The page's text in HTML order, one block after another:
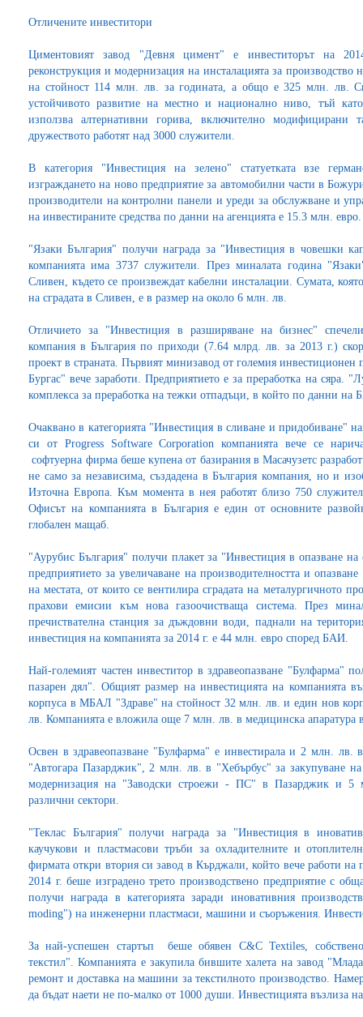
Отличените инвеститори
Циментовият завод "Девня цимент" е инвеститорът на
реконструкция и модернизация на инсталацията за
на стойност 114 млн. лв. за годината, а общо е 325 млн. лв.
устойчивото развитие на местно и национално ниво, тъй
използва алтернативни горива, включително
дружеството работят над 3000 служители.
В категория "Инвестиция на зелено" статуетката взе
изграждането на ново предприятие за автомобилни части в
производители на контролни панели и уреди за обслужване и
на инвестираните средства по данни на агенцията е 15.3 млн. евро.
"Язаки България" получи награда за "Инвестиция в човешки
компанията има 3737 служители. През миналата година
Сливен, където се произвеждат кабелни инсталации. Сумата,
на сградата в Сливен, е в размер на около 6 млн. лв.
Отличието за "Инвестиция в разширяване на бизнес"
компания в България по приходи (7.64 млрд. лв. за 2013 г.)
проект в страната. Първият минизавод от големия
Бургас" вече заработи. Предприятието е за преработка на сяра.
комплекса за преработка на тежки отпадъци, в който по данни
Очаквано в категорията "Инвестиция в сливане и придобиване"
си от Progress Software Corporation компанията вече се
софтуерна фирма беше купена от базирания в Масачузетс
не само за независима, създадена в България компания, но и
Източна Европа. Към момента в нея работят близо 750
Офисът на компанията в България е един от основните
глобален мащаб.
"Аурубис България" получи плакет за "Инвестиция в опазване на
предприятието за увеличаване на производителността и
на местата, от които се вентилира сградата на металургичното
прахови емисии към нова газоочистваща система. През
пречиствателна станция за дъждовни води, паднали на
инвестиция на компанията за 2014 г. е 44 млн. евро според БАИ.
Най-големият частен инвеститор в здравеопазване "Булфарма"
пазарен дял". Общият размер на инвестицията на компанията
корпуса в МБАЛ "Здраве" на стойност 32 млн. лв. и един нов
лв. Компанията е вложила още 7 млн. лв. в медицинска
Освен в здравеопазване "Булфарма" е инвестирала и 2 млн. лв.
"Автогара Пазарджик", 2 млн. лв. в "Хебърбус" за закупуване
модернизация на "Заводски строежи - ПС" в Пазарджик и 5
различни сектори.
"Теклас България" получи награда за "Инвестиция в
каучукови и пластмасови тръби за охладителните и
фирмата откри втория си завод в Кърджали, който вече работи
2014 г. беше изградено трето производствено предприятие с
получи награда в категорията заради иновативния
moding") на инженерни пластмаси, машини и съоръжения.
За най-успешен стартъп беше обявен C&C Textiles,
текстил". Компанията е закупила бившите халета на завод
ремонт и доставка на машини за текстилното производство.
да бъдат наети не по-малко от 1000 души. Инвестицията възлиза